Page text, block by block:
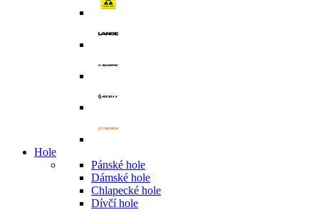
Hole
Pánské hole
Dámské hole
Chlapecké hole
Dívčí hole